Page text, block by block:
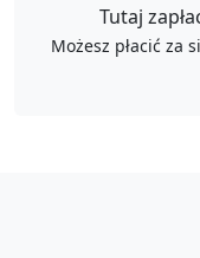
Tutaj
Możesz płacić za